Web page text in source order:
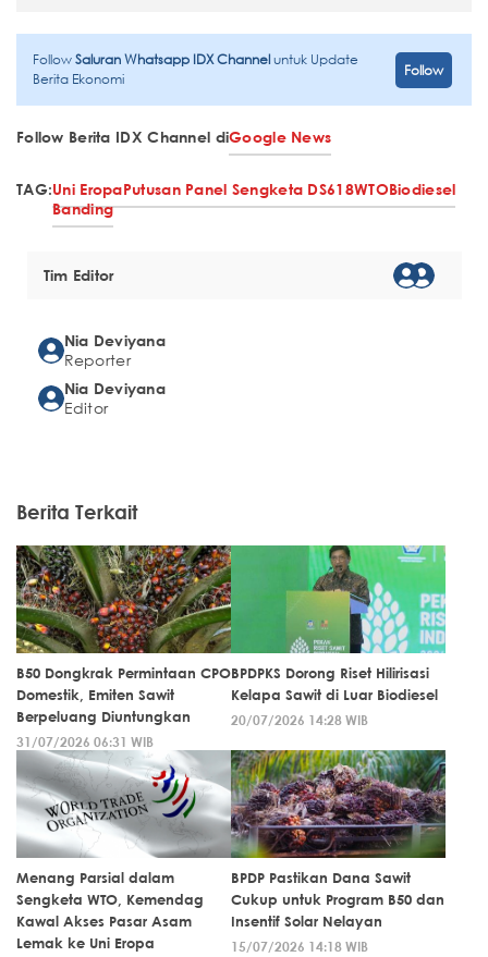
FollowSaluran Whatsapp IDX Channeluntuk Update
Berita Ekonomi
Follow
Follow Berita IDX Channel diGoogle News
TAG:Uni EropaPutusan Panel Sengketa DS618WTOBiodiesel
Banding
Tim Editor
Nia Deviyana
Reporter
Nia Deviyana
Editor
Berita Terkait
B50 Dongkrak Permintaan CPO
Domestik, Emiten Sawit
Berpeluang Diuntungkan
31/07/2026 06:31 WIB
BPDPKS Dorong Riset Hilirisasi
Kelapa Sawit di Luar Biodiesel
20/07/2026 14:28 WIB
Menang Parsial dalam
Sengketa WTO, Kemendag
Kawal Akses Pasar Asam
Lemak ke Uni Eropa
BPDP Pastikan Dana Sawit
Cukup untuk Program B50 dan
Insentif Solar Nelayan
15/07/2026 14:18 WIB